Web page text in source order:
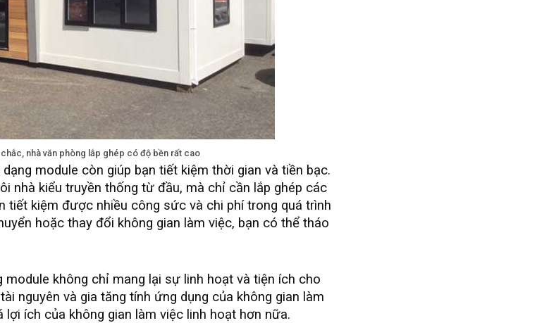
nhà văn phòng lắp ghép có độ bền rất cao
module còn giúp bạn tiết kiệm thời gian và tiền bạc.
nhà kiểu truyền thống từ đầu, mà chỉ cần lắp ghép các
tiết kiệm được nhiều công sức và chi phí trong quá trình
hoặc thay đổi không gian làm việc, bạn có thể tháo
module không chỉ mang lại sự linh hoạt và tiện ích cho
nguyên và gia tăng tính ứng dụng của không gian làm
ích của không gian làm việc linh hoạt hơn nữa.